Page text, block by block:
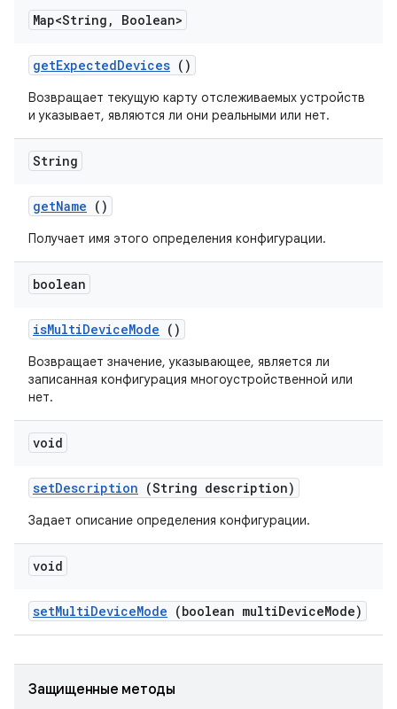
Map<String , Boolean>
getExpectedDevices ()
Возвращает текущую карту отслеживаемых устройств
и указывает, являются ли они реальными или нет.
String
getName ()
Получает имя этого определения конфигурации.
boolean
isMultiDeviceMode ()
Возвращает значение, указывающее, является ли
записанная конфигурация многоустройственной или
нет.
void
setDescription (String description)
Задает описание определения конфигурации.
void
setMultiDeviceMode (boolean multiDeviceMode)
Защищенные методы